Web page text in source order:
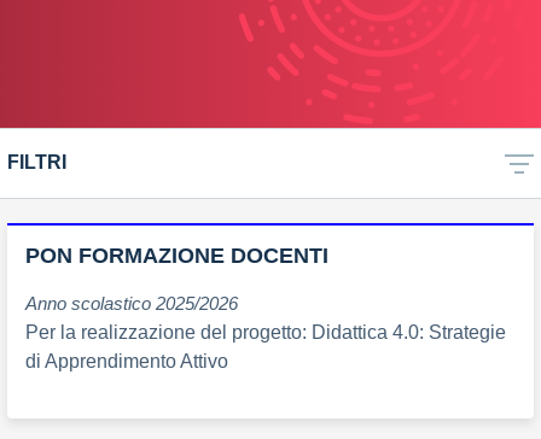
FILTRI
PON FORMAZIONE DOCENTI
Anno scolastico 2025/2026
Per la realizzazione del progetto: Didattica 4.0: Strategie
di Apprendimento Attivo